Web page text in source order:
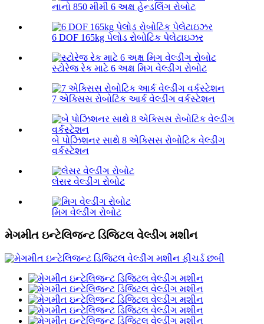
નાનો 850 મીમી 6 અક્ષ હેન્ડલિંગ રોબોટ
6 DOF 165kg પેલોડ રોબોટિક પેલેટાઇઝર
સ્ટોરેજ રેક માટે 6 અક્ષ મિગ વેલ્ડીંગ રોબોટ
7 એક્સિસ રોબોટિક આર્ક વેલ્ડીંગ વર્કસ્ટેશન
બે પોઝિશનર સાથે 8 એક્સિસ રોબોટિક વેલ્ડીંગ
વર્કસ્ટેશન
લેસર વેલ્ડીંગ રોબોટ
મિગ વેલ્ડીંગ રોબોટ
મેગમીત ઇન્ટેલિજન્ટ ડિજિટલ વેલ્ડીંગ મશીન